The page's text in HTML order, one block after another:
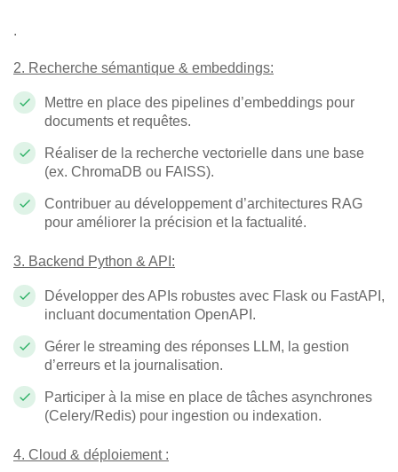
.
2. Recherche sémantique & embeddings:
Mettre en place des pipelines d’embeddings pour
documents et requêtes.
Réaliser de la recherche vectorielle dans une base
(ex. ChromaDB ou FAISS).
Contribuer au développement d’architectures RAG
pour améliorer la précision et la factualité.
3. Backend Python & API:
Développer des APIs robustes avec Flask ou FastAPI,
incluant documentation OpenAPI.
Gérer le streaming des réponses LLM, la gestion
d’erreurs et la journalisation.
Participer à la mise en place de tâches asynchrones
(Celery/Redis) pour ingestion ou indexation.
4. Cloud & déploiement :